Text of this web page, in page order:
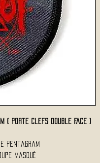
( Porte Clefs Double Face )
Pentagram
Masqué